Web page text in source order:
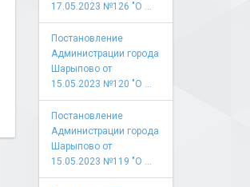
17.05.2023 №126 "О ...
Постановление
Администрации города
Шарыпово от
15.05.2023 №120 "О ...
Постановление
Администрации города
Шарыпово от
15.05.2023 №119 "О ...